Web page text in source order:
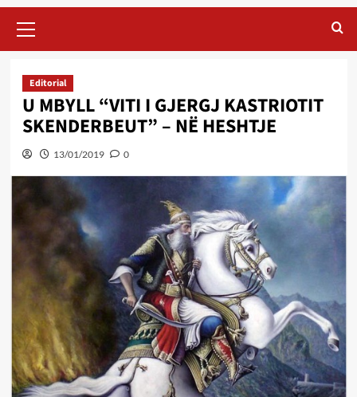
Menu
Editorial
U MBYLL “VITI I GJERGJ KASTRIOTIT
SKENDERBEUT” – NË HESHTJE
13/01/2019 0